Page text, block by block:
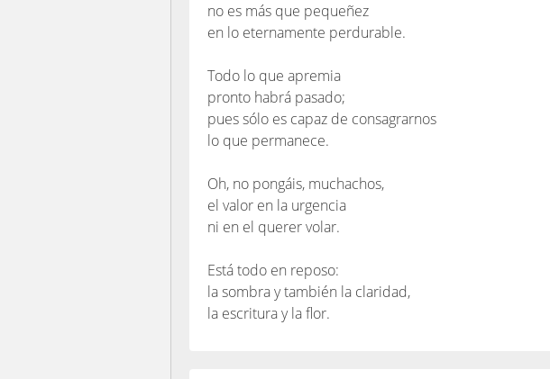
no es más que pequeñez
en lo eternamente perdurable.
Todo lo que apremia
pronto habrá pasado;
pues sólo es capaz de consagrarnos
lo que permanece.
Oh, no pongáis, muchachos,
el valor en la urgencia
ni en el querer volar.
Está todo en reposo:
la sombra y también la claridad,
la escritura y la flor.